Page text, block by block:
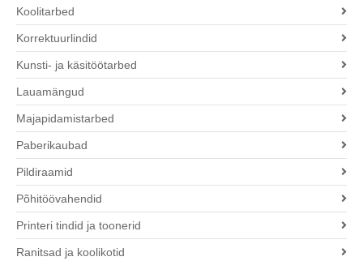
Koolitarbed
Korrektuurlindid
Kunsti- ja käsitöötarbed
Lauamängud
Majapidamistarbed
Paberikaubad
Pildiraamid
Põhitöövahendid
Printeri tindid ja toonerid
Ranitsad ja koolikotid